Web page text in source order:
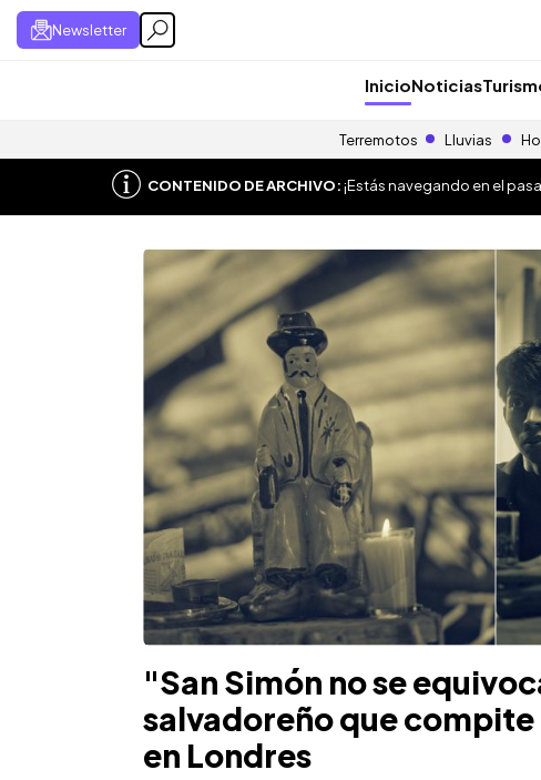
Newsletter
InicioNoticias
Terremotos Lluvias
CONTENIDO DE ARCHIVO:¡Estás navegando en el
"San Simón no se
salvadoreño que
en Londres